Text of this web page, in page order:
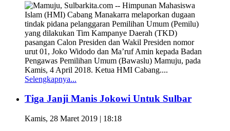
Mamuju, Sulbarkita.com -- Himpunan Mahasiswa
Islam (HMI) Cabang Manakarra melaporkan dugaan
tindak pidana pelanggaran Pemilihan Umum (Pemilu)
yang dilakukan Tim Kampanye Daerah (TKD)
pasangan Calon Presiden dan Wakil Presiden nomor
urut 01, Joko Widodo dan Ma’ruf Amin kepada Badan
Pengawas Pemilihan Umum (Bawaslu) Mamuju, pada
Kamis, 4 April 2018. Ketua HMI Cabang....
Selengkapnya...
Tiga Janji Manis Jokowi Untuk Sulbar
Kamis, 28 Maret 2019 | 18:18